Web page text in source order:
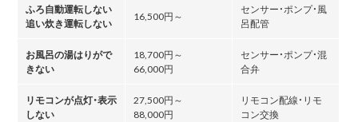
ふろ自動運転しない
追い炊き運転しない
16,500円～
センサー・ポンプ・風
呂配管
お風呂の湯はりがで
きない
18,700円～
66,000円
センサー・ポンプ・混
合弁
リモコンが点灯・表示
しない
27,500円～
88,000円
リモコン配線・リモ
コン交換